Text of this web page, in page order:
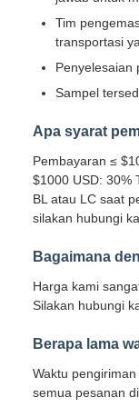
Tim
transportasi
Penyelesaian
Sampel
Apa syarat
Pembayaran ≤
$1000 USD: 30%
BL atau LC saat
silakan hubungi
Bagaimana
Harga kami
Silakan hubungi
Berapa lama
Waktu
semua pesanan